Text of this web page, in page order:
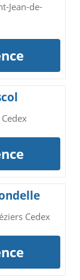
Jean-de-
Cedex